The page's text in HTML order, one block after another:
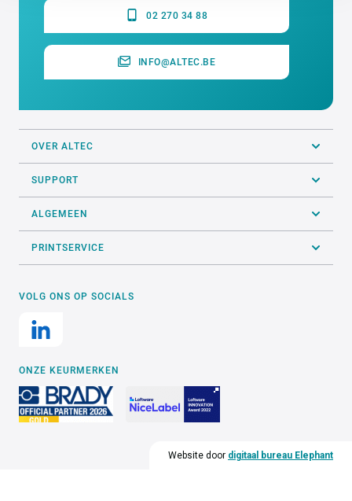
02 270 34 88
INFO@ALTEC.BE
OVER ALTEC
SUPPORT
ALGEMEEN
PRINTSERVICE
VOLG ONS OP SOCIALS
ONZE KEURMERKEN
Website door digitaal bureau Elephant